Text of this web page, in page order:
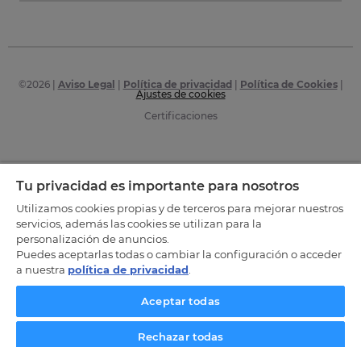
©2026| Aviso Legal Política de privacidad Política de Cookies|
Ajustes de cookies
Certificaciones
Tu privacidad es importante para nosotros
Utilizamos cookies propias y de terceros para mejorar nuestros
servicios, además las cookies se utilizan para la
personalización de anuncios.
Puedes aceptarlas todas o cambiar la configuración o acceder
a nuestra política de privacidad
Aceptar todas
Rechazar todas